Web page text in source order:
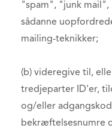
"spam", "junk
sådanne
mailing-teknikker;
(b) videregive til,
tredjeparter ID'er,
og/eller
bekræftelsesnumre